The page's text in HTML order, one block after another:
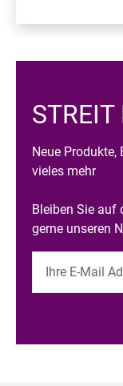
Neue
vieles mehr
Bleiben Sie auf
gerne unseren